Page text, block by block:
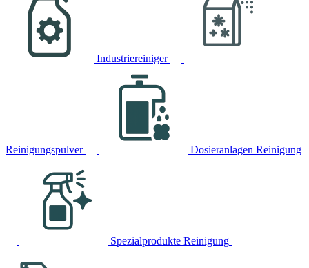
Industriereiniger
Reinigungspulver Dosieranlagen Reinigung
Spezialprodukte Reinigung